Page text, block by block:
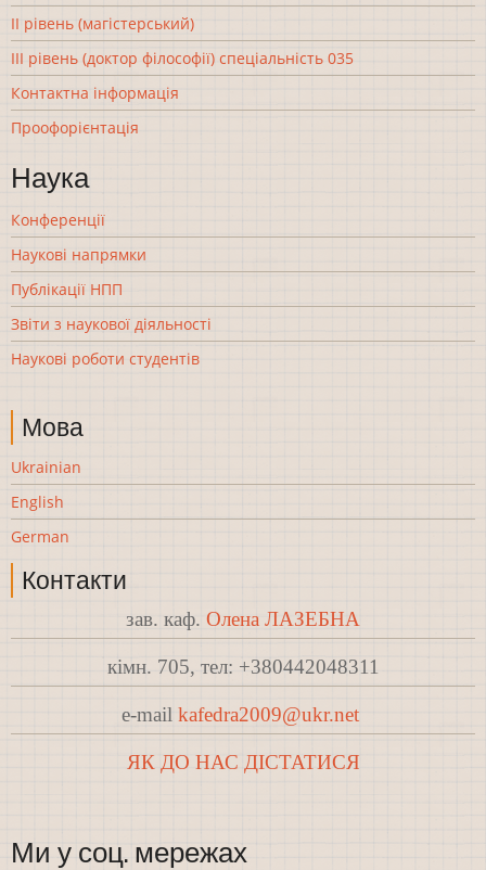
ІІ рівень (магістерський)
ІІІ рівень (доктор філософії) спеціальність 035
Контактна інформація
Проофорієнтація
Наука
Конференції
Наукові напрямки
Публікації НПП
Звіти з наукової діяльності
Наукові роботи студентів
Мова
Ukrainian
English
German
Контакти
зав. каф. Олена ЛАЗЕБНА
кімн. 705, тел: +380442048311
e-mail kafedra2009@ukr.net
ЯК ДО НАС ДІСТАТИСЯ
Ми у соц. мережах